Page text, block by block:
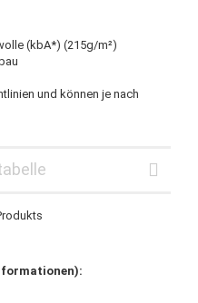
(kbA*) (215g/m²)
und können je nach